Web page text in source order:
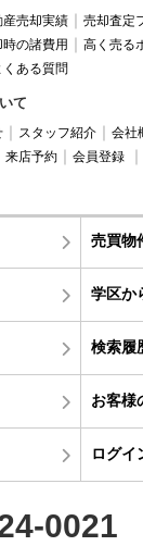
産売却実績 売却査定
時の諸費用
高く売る
くある質問
て
スタッフ紹介 会社
来店予約 会員登録
売買物
学区か
検索履
お客様
ログイ
0021